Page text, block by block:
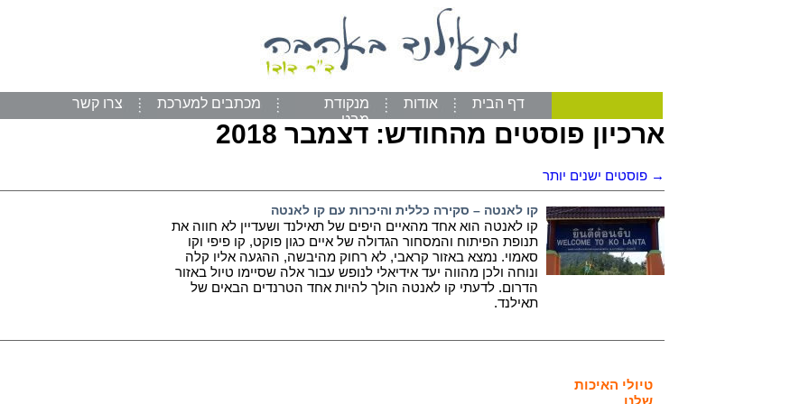
דף הבית אודות
מנקודת
מבט
מכתבים למערכת צרו קשר
ארכיון פוסטים מהחודש: דצמבר 2018
→ פוסטים ישנים יותר
קו לאנטה – סקירה כללית והיכרות עם קו לאנטה
קו לאנטה הוא אחד מהאיים היפים של תאילנד ושעדיין לא חווה את
תנופת הפיתוח והמסחור הגדולה של איים כגון פוקט, קו פיפי וקו
סאמוי. נמצא באזור קראבי, לא רחוק מהיבשה, ההגעה אליו קלה
ונוחה ולכן מהווה יעד אידיאלי לנופש עבור אלה שסיימו טיול באזור
הדרום. לדעתי קו לאנטה הולך להיות אחד הטרנדים הבאים של
תאילנד.
טיולי האיכות
שלנו